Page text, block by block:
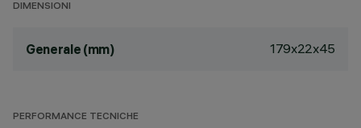
DIMENSIONI
Generale (mm) 179x22x45
PERFORMANCE TECNICHE